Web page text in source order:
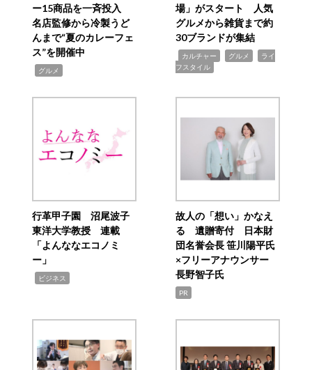
ー15商品を一斉投入
名店監修から冷製うど
んまで“夏のカレーフェ
ス”を開催中
グルメ
場」がスタート 人気
グルメから雑貨まで約
30ブランドが集結
カルチャー グルメ
ライ
フスタイル
行革甲子園 沼尾波子
東洋大学教授 連載
「よんななエコノミ
ー」
ビジネス
故人の「想い」かなえ
る 遺贈寄付 日本財
団名誉会長 笹川陽平氏
×フリーアナウンサー
長野智子氏
PR